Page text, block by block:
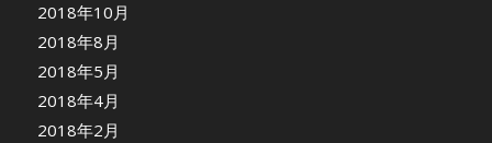
2018年10月
2018年8月
2018年5月
2018年4月
2018年2月